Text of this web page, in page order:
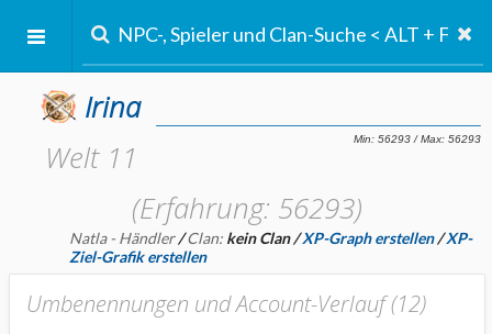
Irina
Welt 11
(Erfahrung: 56293)
Natla - Händler/Clan: kein Clan/XP-Graph erstellen/XP-
Ziel-Grafik erstellen
Umbenennungen und Account-Verlauf (12)